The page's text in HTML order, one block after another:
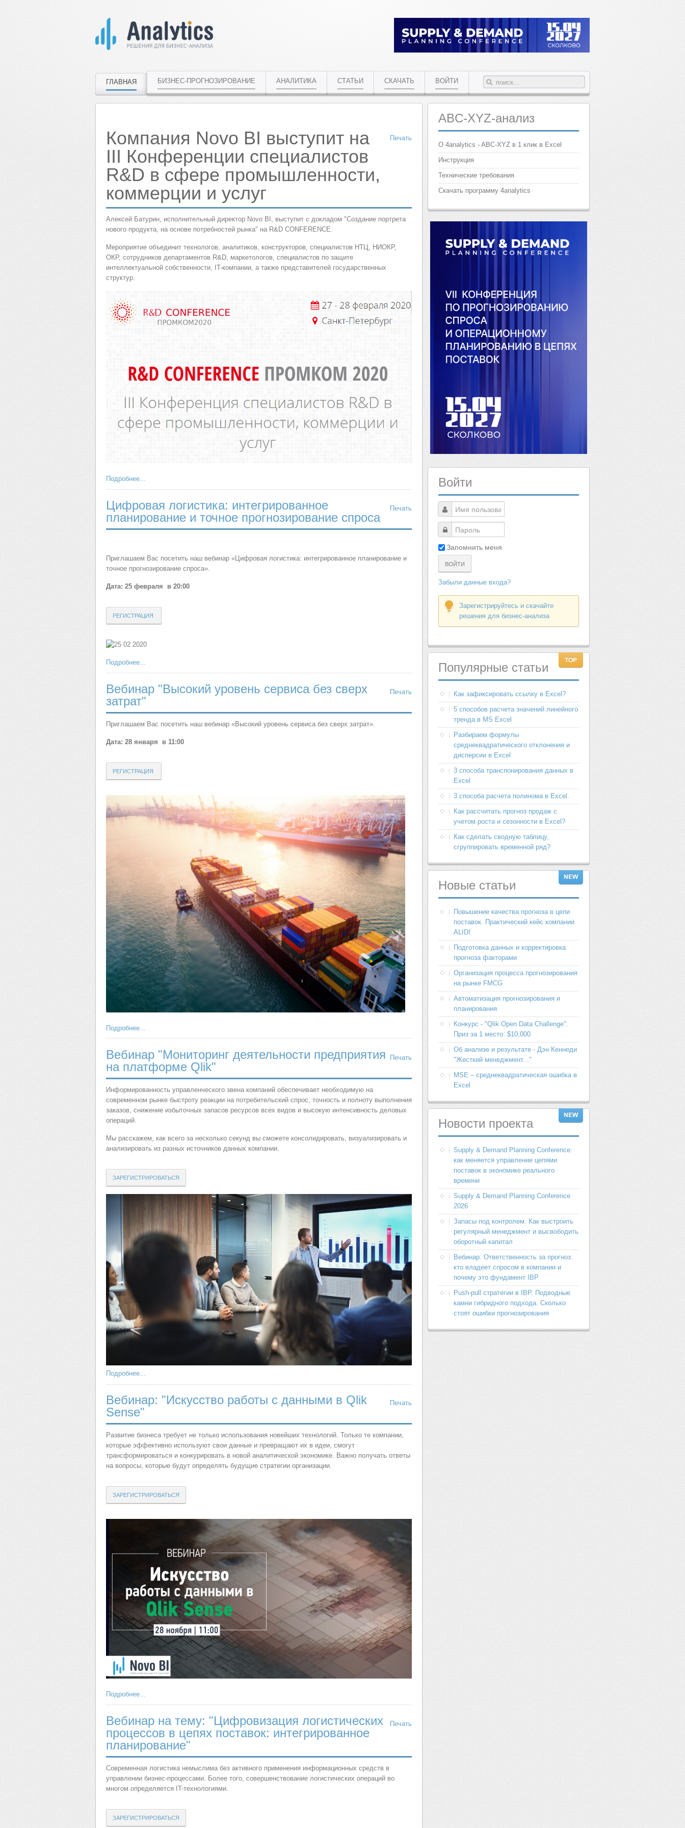
ГЛАВНАЯ БИЗНЕС-ПРОГНОЗИРОВАНИЕ АНАЛИТИКА СТАТЬИ СКАЧАТЬ ВОЙТИ
Печать
Компания Novo BI выступит на
III Конференции специалистов
R&D в сфере промышленности,
коммерции и услуг
Алексей Батурин, исполнительный директор Novo BI, выступит с докладом "Создание портрета
нового продукта, на основе потребностей рынка" на R&D CONFERENCE.
Мероприятие объединит технологов, аналитиков, конструкторов, специалистов НТЦ, НИОКР,
ОКР, сотрудников департаментов R&D, маркетологов, специалистов по защите
интеллектуальной собственности, IT-компании, а также представителей государственных
структур.
Подробнее...
Печать
Цифровая логистика: интегрированное
планирование и точное прогнозирование спроса
Приглашаем Вас посетить наш вебинар «Цифровая логистика: интегрированное планирование и
точное прогнозирование спроса».
Дата: 25 февраля в 20:00
РЕГИСТРАЦИЯ
Подробнее...
Печать
Вебинар "Высокий уровень сервиса без сверх
затрат"
Приглашаем Вас посетить наш вебинар «Высокий уровень сервиса без сверх затрат».
Дата: 28 января в 11:00
РЕГИСТРАЦИЯ
Подробнее...
Печать
Вебинар "Мониторинг деятельности предприятия
на платформе Qlik"
Информированность управленческого звена компаний обеспечивает необходимую на
современном рынке быстроту реакции на потребительский спрос, точность и полноту выполнения
заказов, снижение избыточных запасов ресурсов всех видов и высокую интенсивность деловых
операций.
Мы расскажем, как всего за несколько секунд вы сможете консолидировать, визуализировать и
анализировать из разных источников данных компании.
ЗАРЕГИСТРИРОВАТЬСЯ
Подробнее...
Печать
Вебинар: "Искусство работы с данными в Qlik
Sense"
Развитие бизнеса требует не только использования новейших технологий. Только те компании,
которые эффективно используют свои данные и превращают их в идеи, смогут
трансформироваться и конкурировать в новой аналитической экономике. Важно получать ответы
на вопросы, которые будут определять будущие стратегии организации.
ЗАРЕГИСТРИРОВАТЬСЯ
Подробнее...
Печать
Вебинар на тему: "Цифровизация логистических
процессов в цепях поставок: интегрированное
планирование"
Современная логистика немыслима без активного применения информационных средств в
управлении бизнес-процессами. Более того, совершенствование логистических операций во
многом определяется IT-технологиями.
ЗАРЕГИСТРИРОВАТЬСЯ
ABC-XYZ-анализ
О 4analytics - ABC-XYZ в 1 клик в Excel
Инструкция
Технические требования
Скачать программу 4analytics
Войти
Запомнить меня
ВОЙТИ
Забыли данные входа?
Зарегистрируйтесь и скачайте
решения для бизнес-анализа
Популярные статьи
Как зафиксировать ссылку в Excel?
5 способов расчета значений линейного
тренда в MS Excel
Разбираем формулы
среднеквадратического отклонения и
дисперсии в Excel
3 способа транспонирования данных в
Excel
3 способа расчета полинома в Excel.
Как рассчитать прогноз продаж с
учетом роста и сезонности в Excel?
Как сделать сводную таблицу,
сгруппировать временной ряд?
Новые статьи
Повышение качества прогноза в цепи
поставок. Практический кейс компании
ALIDI
Подготовка данных и корректировка
прогноза факторами
Организация процесса прогнозирования
на рынке FMCG
Автоматизация прогнозирования и
планирования
Конкурс - "Qlik Open Data Challenge".
Приз за 1 место: $10,000
Об анализе и результате - Дэн Кеннеди
"Жесткий менеджмент..."
MSE – среднеквадратическая ошибка в
Excel
Новости проекта
Supply & Demand Planning Conference:
как меняется управление цепями
поставок в экономике реального
времени
Supply & Demand Planning Conference
2026
Запасы под контролем. Как выстроить
регулярный менеджмент и высвободить
оборотный капитал
Вебинар. Ответственность за прогноз:
кто владеет спросом в компании и
почему это фундамент IBP
Push-pull стратегии в IBP. Подводные
камни гибридного подхода. Сколько
стоят ошибки прогнозирования